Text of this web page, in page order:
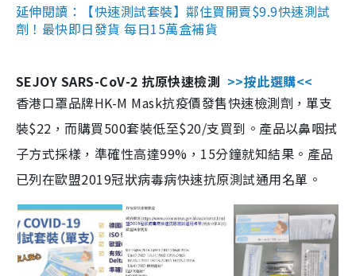
延伸閱讀：【快速測試套裝】鄰住買開賣$9.9快速測試
劑！最快即日發貨 每日15萬盒補貨
SEJOY SARS-CoV-2 抗原快速檢測 >>按此選購<<
香港口罩品牌HK-M Mask抗疫價發售快速檢測劑，單支
裝$22，而購買500套裝低至$20/支買到。產品以鼻咽拭
子方式採樣，準確性高達99%，15分鐘就知結果。產品
已列在歐盟2019冠狀病毒病快速抗原測試通用名單。